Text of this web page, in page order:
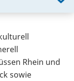
Rhein und
sowie